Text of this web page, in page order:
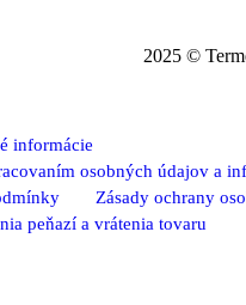
2025 ©
informácie
osobných údajov a
Zásady ochrany
peňazí a vrátenia tovaru